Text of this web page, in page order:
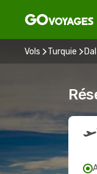
Vols Turquie